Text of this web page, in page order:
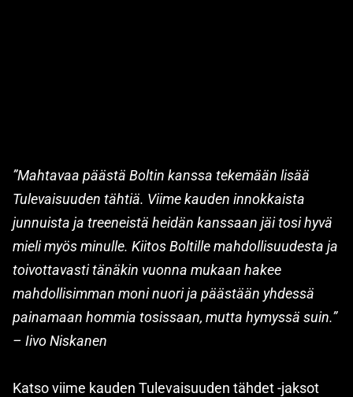
”Mahtavaa päästä Boltin kanssa tekemään lisää
Tulevaisuuden tähtiä. Viime kauden innokkaista
junnuista ja treeneistä heidän kanssaan jäi tosi hyvä
mieli myös minulle. Kiitos Boltille mahdollisuudesta ja
toivottavasti tänäkin vuonna mukaan hakee
mahdollisimman moni nuori ja päästään yhdessä
painamaan hommia tosissaan, mutta hymyssä suin.”
– Iivo Niskanen
Katso viime kauden Tulevaisuuden tähdet -jaksot